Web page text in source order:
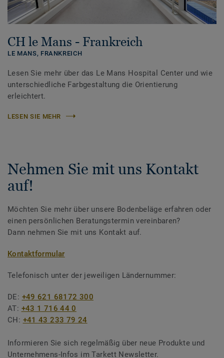
CH le Mans - Frankreich
LE MANS, FRANKREICH
Lesen Sie mehr über das Le Mans Hospital Center und wie
unterschiedliche Farbgestaltung die Orientierung
erleichtert.
LESEN SIE MEHR
Nehmen Sie mit uns Kontakt
auf!
Möchten Sie mehr über unsere Bodenbeläge erfahren oder
einen persönlichen Beratungstermin vereinbaren?
Dann nehmen Sie mit uns Kontakt auf.
Kontaktformular
Telefonisch unter der jeweiligen Ländernummer:
DE: +49 621 68172 300
AT: +43 1 716 44 0
CH: +41 43 233 79 24
Informieren Sie sich regelmäßig über neue Produkte und
Unternehmens-Infos im Tarkett Newsletter.